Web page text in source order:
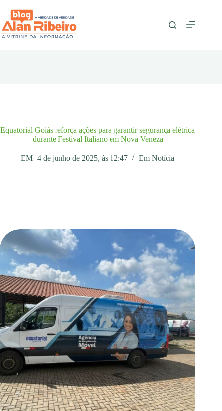
para
conteúdo
Equatorial Goiás reforça ações para garantir segurança elétrica
durante Festival Italiano em Nova Veneza
EM 4 de junho de 2025, às 12:47 Em Notícia